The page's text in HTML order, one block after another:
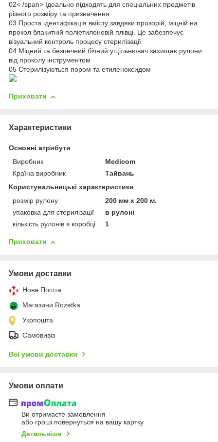
02< /span> Ідеально підходять для спеціальних предметів
різного розміру та призначення
03 Проста ідентифікація вмісту завдяки прозорій, міцній на
прокол блакитній поліетиленовій плівці. Це забезпечує
візуальний контроль процесу стерилізації
04 Міцний та безпечний бічний ущільнювач захищає рулони
від проколу інструментом
05 Стерилізуються пором та етиленоксидом
Приховати
Характеристики
Основні атрибути
Виробник
Medicom
Країна виробник
Тайвань
Користувальницькі характеристики
розмір рулону
200 мм х 200 м.
упаковка для стерилізації
в рулоні
кількість рулонів в коробці
1
Приховати
Умови доставки
Нова Пошта
Магазини Rozetka
Укрпошта
Самовивіз
Всі умови доставки
Умови оплати
Ви отримаєте замовлення
або гроші повернуться на вашу картку
Детальніше